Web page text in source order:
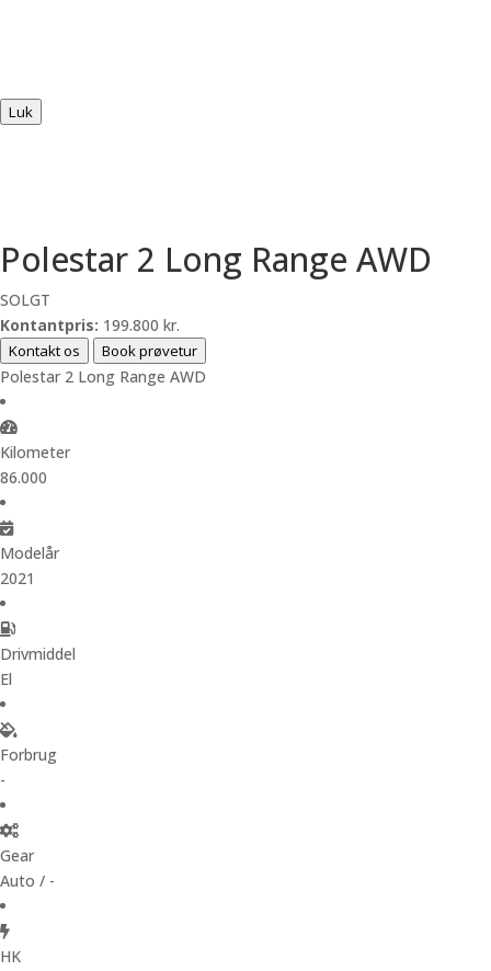
Luk
Polestar 2 Long Range AWD
SOLGT
Kontantpris: 199.800 kr.
Kontakt os Book prøvetur
Polestar 2 Long Range AWD
Kilometer
86.000
Modelår
2021
Drivmiddel
El
Forbrug
-
Gear
Auto / -
HK